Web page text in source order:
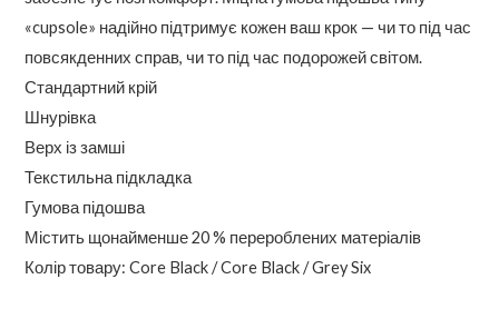
«cupsole» надійно підтримує кожен ваш крок — чи то під час
повсякденних справ, чи то під час подорожей світом.
Стандартний крій
Шнурівка
Верх із замші
Текстильна підкладка
Гумова підошва
Містить щонайменше 20 % перероблених матеріалів
Колір товару: Core Black / Core Black / Grey Six